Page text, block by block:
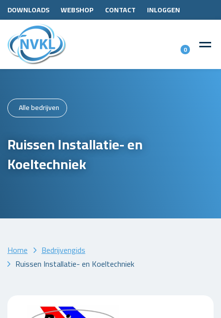
DOWNLOADS WEBSHOP CONTACT INLOGGEN
0
Alle bedrijven
Ruissen Installatie- en
Koeltechniek
Home
Bedrijvengids
Ruissen Installatie- en Koeltechniek